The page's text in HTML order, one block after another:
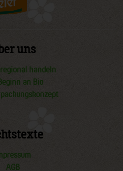
uns
handeln
an Bio
AGB